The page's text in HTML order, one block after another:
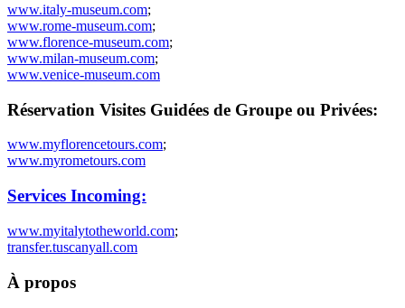
www.italy-museum.com;
www.rome-museum.com;
www.florence-museum.com;
www.milan-museum.com;
www.venice-museum.com
Réservation Visites Guidées de Groupe ou Privées:
www.myflorencetours.com;
www.myrometours.com
Services Incoming:
www.myitalytotheworld.com;
transfer.tuscanyall.com
À propos